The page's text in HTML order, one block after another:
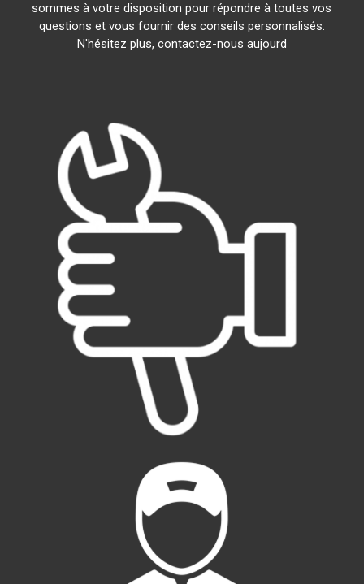
sommes à votre disposition pour répondre à toutes vos
questions et vous fournir des conseils personnalisés.
N'hésitez plus, contactez-nous aujourd